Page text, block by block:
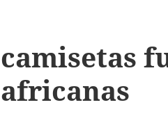
camisetas
africanas